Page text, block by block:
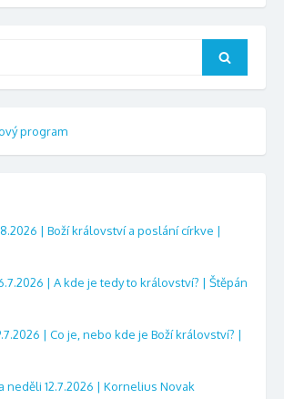
Search
program
| Boží království a poslání církve |
| A kde je tedy to království? | Štěpán
| Co je, nebo kde je Boží království? |
neděli 12.7.2026 | Kornelius Novak